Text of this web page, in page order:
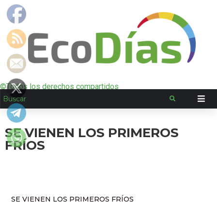
©Todos los derechos compartidos
SE VIENEN LOS PRIMEROS
FRÍOS
SE VIENEN LOS PRIMEROS FRÍOS